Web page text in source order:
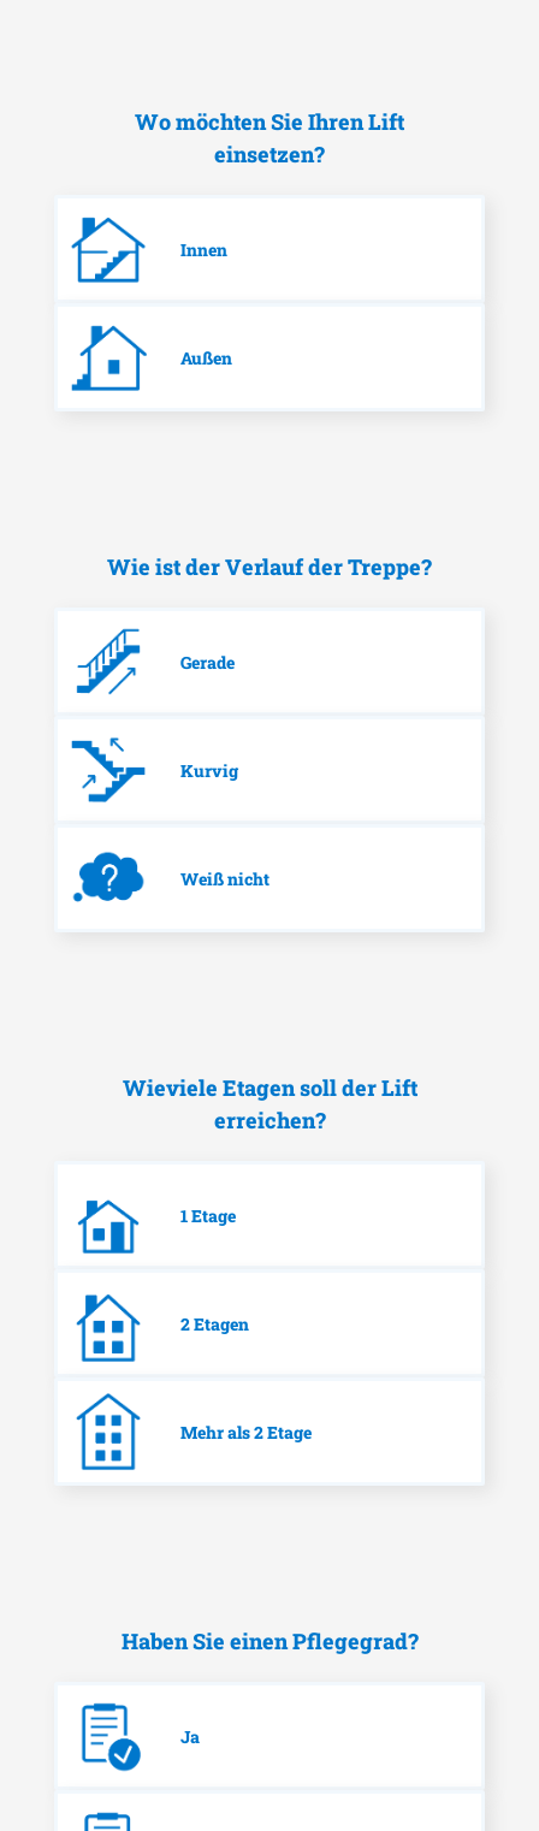
Wo möchten Sie Ihren Lift
einsetzen?
Innen
Außen
Wie ist der Verlauf der Treppe?
Gerade
Kurvig
Weiß nicht
Wieviele Etagen soll der Lift
erreichen?
1 Etage
2 Etagen
Mehr als 2 Etage
Haben Sie einen Pflegegrad?
Ja